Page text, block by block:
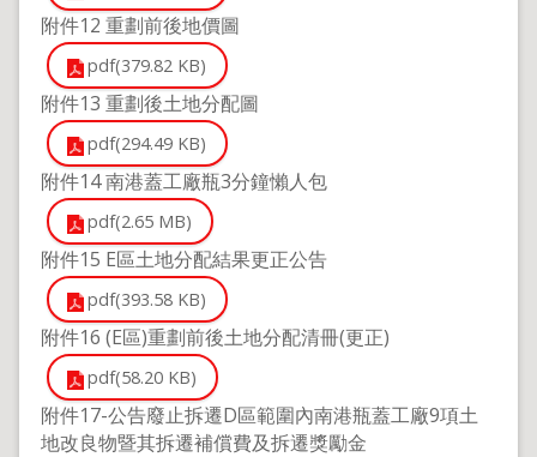
附件12 重劃前後地價圖
pdf(379.82 KB)
附件13 重劃後土地分配圖
pdf(294.49 KB)
附件14 南港蓋工廠瓶3分鐘懶人包
pdf(2.65 MB)
附件15 E區土地分配結果更正公告
pdf(393.58 KB)
附件16 (E區)重劃前後土地分配清冊(更正)
pdf(58.20 KB)
附件17-公告廢止拆遷D區範圍內南港瓶蓋工廠9項土
地改良物暨其拆遷補償費及拆遷獎勵金